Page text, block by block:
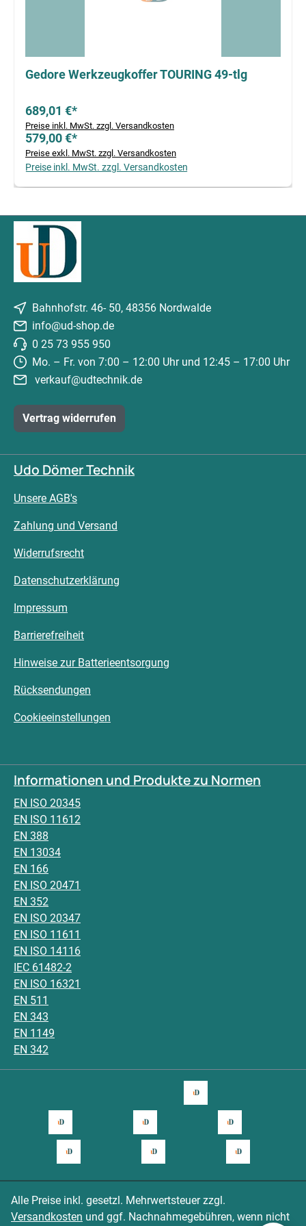
Gedore Werkzeugkoffer TOURING 49-tlg
689,01 €*
Preise inkl. MwSt. zzgl. Versandkosten
579,00 €*
Preise exkl. MwSt. zzgl. Versandkosten
Preise inkl. MwSt. zzgl. Versandkosten
Bahnhofstr. 46- 50, 48356 Nordwalde
info@ud-shop.de
0 25 73 955 950
Mo. – Fr. von 7:00 – 12:00 Uhr und 12:45 – 17:00 Uhr
verkauf@udtechnik.de
Vertrag widerrufen
Udo Dömer Technik
Unsere AGB's
Zahlung und Versand
Widerrufsrecht
Datenschutzerklärung
Impressum
Barrierefreiheit
Hinweise zur Batterieentsorgung
Rücksendungen
Cookieeinstellungen
Informationen und Produkte zu Normen
EN ISO 20345
EN ISO 11612
EN 388
EN 13034
EN 166
EN ISO 20471
EN 352
EN ISO 20347
EN ISO 11611
EN ISO 14116
IEC 61482-2
EN ISO 16321
EN 511
EN 343
EN 1149
EN 342
Alle Preise inkl. gesetzl. Mehrwertsteuer zzgl.
Versandkosten und ggf. Nachnahmegebühren, wenn nicht